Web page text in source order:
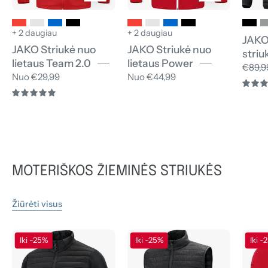
+ 2 daugiau
JAKO Striukė nuo
lietaus Team 2.0
Nuo €29,99
+ 2 daugiau
JAKO Striukė nuo
lietaus Power
Nuo €44,99
MOTERIŠKOS ŽIEMINĖS STRIUKĖS
Žiūrėti visus
JAKO
Hibridinė
Iki -25%
JAKO
Dygsniuota
Iki -25% Iki -